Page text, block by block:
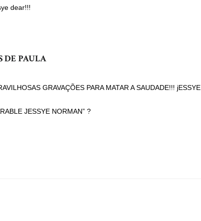
dear!!!
DE PAULA
GRAVAÇÕES PARA MATAR A SAUDADE!!! jESSYE
JESSYE NORMAN” ?